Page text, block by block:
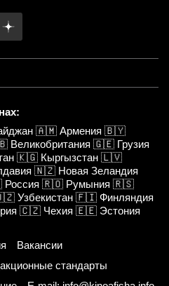
🇦🇲 Армения 🇧🇾
Великобритания 🇬🇪 Грузия
🇰🇬 Кыргызстан 🇱🇻
🇳🇿 Новая Зеландия
Россия 🇷🇴 Румыния 🇷🇸
Узбекистан 🇫🇮 Финляндия
🇨🇿 Чехия 🇪🇪 Эстония
Вакансии
стандарты